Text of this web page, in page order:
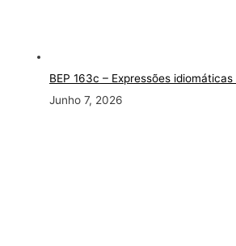
BEP 163c – Expressões
Junho 7, 2026